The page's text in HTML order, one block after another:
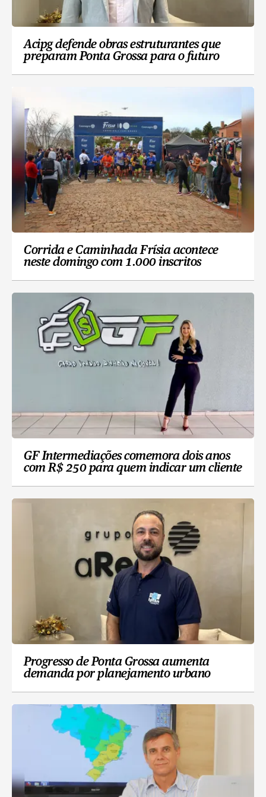
Acipg defende obras estruturantes que
preparam Ponta Grossa para o futuro
Corrida e Caminhada Frísia acontece
neste domingo com 1.000 inscritos
GF Intermediações comemora dois anos
com R$ 250 para quem indicar um cliente
Progresso de Ponta Grossa aumenta
demanda por planejamento urbano